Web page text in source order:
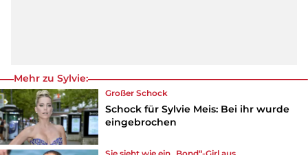
Mehr zu Sylvie:
Großer Schock
Schock für Sylvie Meis: Bei ihr wurde
eingebrochen